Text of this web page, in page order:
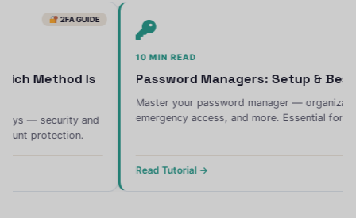
Password Managers: Setup & Best Practices
Master your password manager — organization, sharing,
emergency access, and more. Essential for every device.